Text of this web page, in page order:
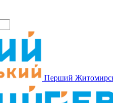
Перший